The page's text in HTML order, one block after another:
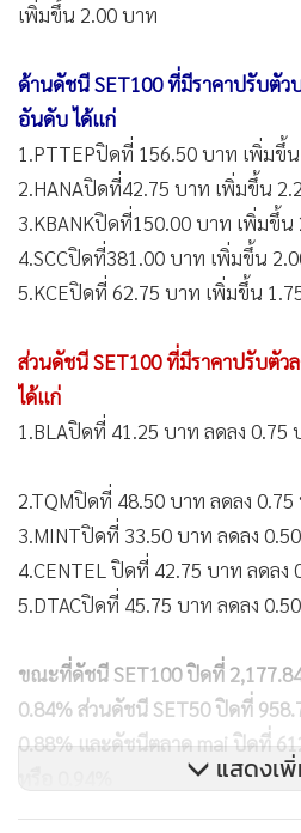
เพิ่มขึ้น 2.00 บาท
ด้านดัชนี SET100 ที่มีราคาปรับตั
อันดับ ได้แก่
1.PTTEPปิดที่ 156.50 บาท เพิ่มขึ้
2.HANAปิดที่42.75 บาท เพิ่มขึ้น
3.KBANKปิดที่150.00 บาท เพิ่มขึ้
4.SCCปิดที่381.00 บาท เพิ่มขึ้น
5.KCEปิดที่ 62.75 บาท เพิ่มขึ้น
ส่วนดัชนี SET100 ที่มีราคาปรับตัว
ได้แก่
1.BLAปิดที่ 41.25 บาท ลดลง 0.75
2.TQMปิดที่ 48.50 บาท ลดลง
3.MINTปิดที่ 33.50 บาท ลดลง
4.CENTEL ปิดที่ 42.75 บาท ลดลง
5.DTACปิดที่ 45.75 บาท ลดลง
ขณะที่ดัชนี SET100 ปิดที่
0.84% ส่วนดัชนี SET50 ปิดที่
0.88% และดัชนีตลาด mai ปิดที่
หรือ 0.94%
แสดงเ